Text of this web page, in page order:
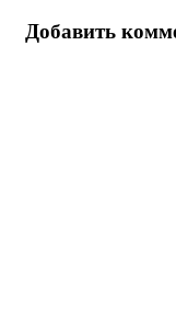
Добавить